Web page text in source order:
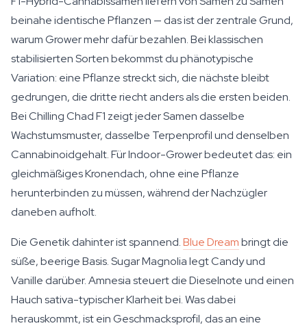
beinahe identische Pflanzen — das ist der zentrale Grund,
warum Grower mehr dafür bezahlen. Bei klassischen
stabilisierten Sorten bekommst du phänotypische
Variation: eine Pflanze streckt sich, die nächste bleibt
gedrungen, die dritte riecht anders als die ersten beiden.
Bei Chilling Chad F1 zeigt jeder Samen dasselbe
Wachstumsmuster, dasselbe Terpenprofil und denselben
Cannabinoidgehalt. Für Indoor-Grower bedeutet das: ein
gleichmäßiges Kronendach, ohne eine Pflanze
herunterbinden zu müssen, während der Nachzügler
daneben aufholt.
Die Genetik dahinter ist spannend.Blue Dreambringt die
süße, beerige Basis. Sugar Magnolia legt Candy und
Vanille darüber. Amnesia steuert die Dieselnote und einen
Hauch sativa-typischer Klarheit bei. Was dabei
herauskommt, ist ein Geschmacksprofil, das an eine